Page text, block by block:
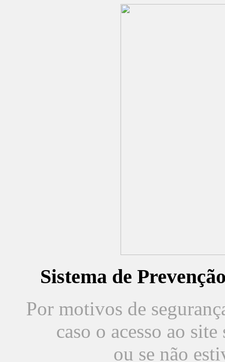
Sistema de
Por motivos de
caso o acesso ao
ou se não